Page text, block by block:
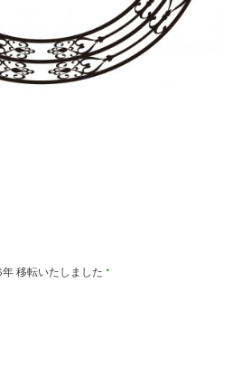
移転いたしました *